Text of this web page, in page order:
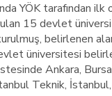
YÖK tarafından
15 devlet
belirlenen
üniversitesi
Ankara,
Teknik,